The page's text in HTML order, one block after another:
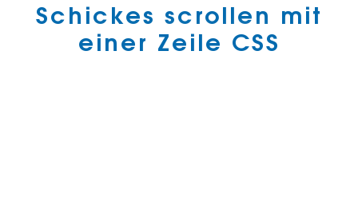
Schickes scrollen mit
einer Zeile CSS